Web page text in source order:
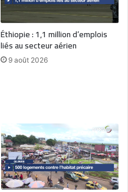
Éthiopie : 1,1 million d’emplois
liés au secteur aérien
9 août 2026